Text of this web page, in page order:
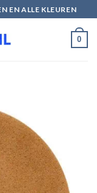
EN ALLE KLEUREN
0